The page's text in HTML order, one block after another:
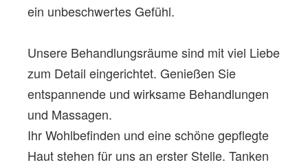
ein unbeschwertes Gefühl.
Unsere Behandlungsräume sind mit viel Liebe
zum Detail eingerichtet. Genießen Sie
entspannende und wirksame Behandlungen
und Massagen.
Ihr Wohlbefinden und eine schöne gepflegte
Haut stehen für uns an erster Stelle. Tanken